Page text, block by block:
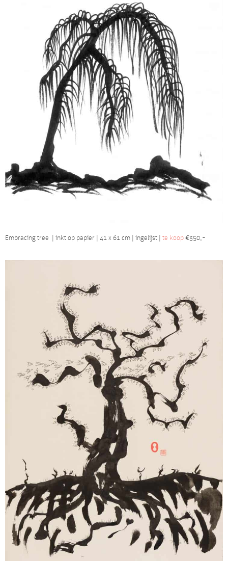
Embracing tree | inkt op papier | 41 x 61 cm | ingelijst | te koop€350,-